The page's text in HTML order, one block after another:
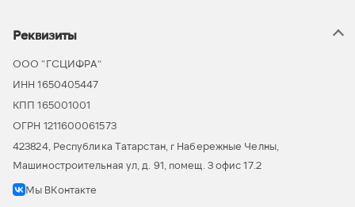
Реквизиты
ООО “ГСЦИФРА”
ИНН 1650405447
КПП 165001001
ОГРН 1211600061573
423824, Республика Татарстан, г Набережные Челны,
Машиностроительная ул, д. 91, помещ. 3 офис 17.2
Мы ВКонтакте